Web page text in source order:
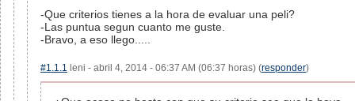
-Que criterios tienes a la hora de evaluar una peli?
-Las puntua segun cuanto me guste.
-Bravo, a eso llego.....
#1.1.1 leni - abril 4, 2014 - 06:37 AM (06:37 horas) (responder)